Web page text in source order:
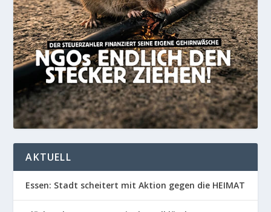
AKTUELL
Essen: Stadt scheitert mit Aktion gegen die HEIMAT